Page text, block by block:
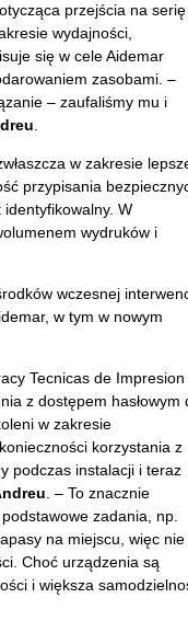
przejścia na serię
wydajności,
się w cele Aidemar
zasobami. –
– zaufaliśmy mu i
w zakresie
przypisania
W
wydruków i
ów wczesnej
w tym w nowym
Tecnicas de Impresion
z dostępem hasłowym
w zakresie
ści korzystania z
podczas instalacji i teraz
. – To znacznie
zadania, np.
na miejscu, więc nie
Choć urządzenia są
i większa